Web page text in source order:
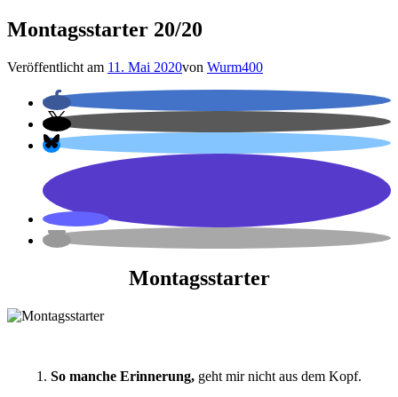
Montagsstarter 20/20
Veröffentlicht am 11. Mai 2020von Wurm400
Montagsstarter
1. So manche Erinnerung, geht mir nicht aus dem Kopf.